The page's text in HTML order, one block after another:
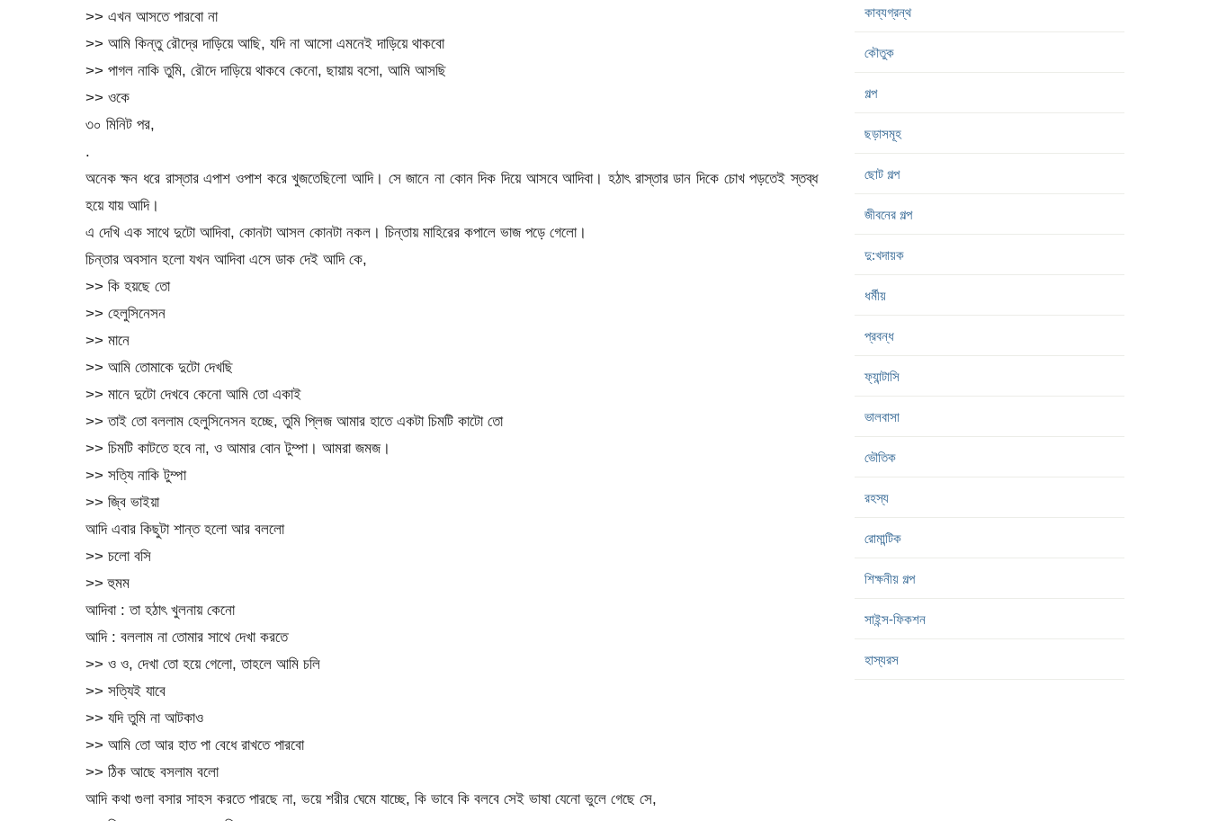
>> এখন আসতে পারবো না
>> আমি কিন্তু রৌদ্রে দাড়িয়ে আছি, যদি না আসো এমনেই দাড়িয়ে থাকবো
>> পাগল নাকি তুমি, রৌদে দাড়িয়ে থাকবে কেনো, ছায়ায় বসো, আমি আসছি
>> ওকে
৩০ মিনিট পর,
.
অনেক ক্ষন ধরে রাস্তার এপাশ ওপাশ করে খুজতেছিলো আদি। সে জানে না কোন দিক দিয়ে আসবে আদিবা। হঠাৎ রাস্তার ডান দিকে চোখ পড়তেই স্তব্ধ
হয়ে যায় আদি।
এ দেখি এক সাথে দুটো আদিবা, কোনটা আসল কোনটা নকল। চিন্তায় মাহিরের কপালে ভাজ পড়ে গেলো।
চিন্তার অবসান হলো যখন আদিবা এসে ডাক দেই আদি কে,
>> কি হয়ছে তো
>> হেলুসিনেসন
>> মানে
>> আমি তোমাকে দুটো দেখছি
>> মানে দুটো দেখবে কেনো আমি তো একাই
>> তাই তো বললাম হেলুসিনেসন হচ্ছে, তুমি প্লিজ আমার হাতে একটা চিমটি কাটো তো
>> চিমটি কাটতে হবে না, ও আমার বোন টুম্পা। আমরা জমজ।
>> সত্যি নাকি টুম্পা
>> জ্বি ভাইয়া
আদি এবার কিছুটা শান্ত হলো আর বললো
>> চলো বসি
>> হুমম
আদিবা : তা হঠাৎ খুলনায় কেনো
আদি : বললাম না তোমার সাথে দেখা করতে
>> ও ও, দেখা তো হয়ে গেলো, তাহলে আমি চলি
>> সত্যিই যাবে
>> যদি তুমি না আটকাও
>> আমি তো আর হাত পা বেধে রাখতে পারবো
>> ঠিক আছে বসলাম বলো
আদি কথা গুলা বসার সাহস করতে পারছে না, ভয়ে শরীর ঘেমে যাচ্ছে, কি ভাবে কি বলবে সেই ভাষা যেনো ভুলে গেছে সে,
কাব্যগ্রন্থ
কৌতুক
গল্প
ছড়াসমূহ
ছোট গল্প
জীবনের গল্প
দু:খদায়ক
ধর্মীয়
প্রবন্ধ
ফ্যান্টাসি
ভালবাসা
ভৌতিক
রহস্য
রোমান্টিক
শিক্ষনীয় গল্প
সাইন্স-ফিকশন
হাস্যরস